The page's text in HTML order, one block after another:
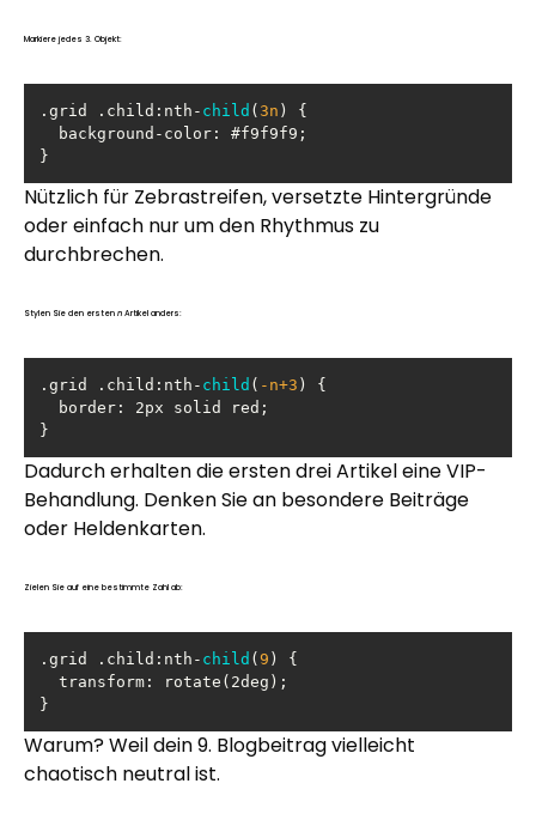
Markiere jedes 3. Objekt:
.grid .child:nth- child ( 3n )
}
Nützlich für Zebrastreifen, versetzte Hintergründe
oder einfach nur um den Rhythmus zu
durchbrechen.
Stylen Sie den ersten n Artikel anders:
.grid .child:nth- child ( -n+3 )
border
}
Dadurch erhalten die ersten drei Artikel eine VIP-
Behandlung. Denken Sie an besondere Beiträge
oder Heldenkarten.
Zielen Sie auf eine bestimmte Zahl ab:
.grid .child:nth- child ( 9 )
transform
}
Warum? Weil dein 9. Blogbeitrag vielleicht
chaotisch neutral ist.